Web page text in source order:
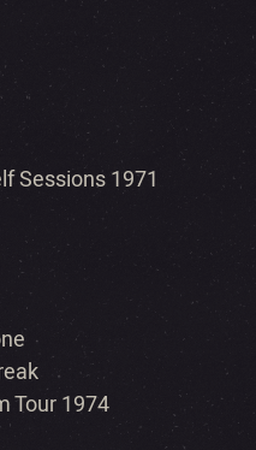
Sessions 1971
Tour 1974